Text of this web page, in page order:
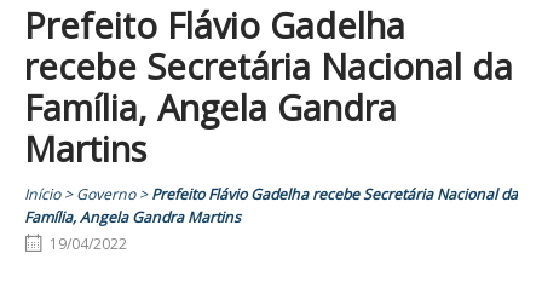
Prefeito Flávio Gadelha
recebe Secretária Nacional da
Família, Angela Gandra
Martins
Início>Governo>Prefeito Flávio Gadelha recebe Secretária Nacional da
Família, Angela Gandra Martins
19/04/2022